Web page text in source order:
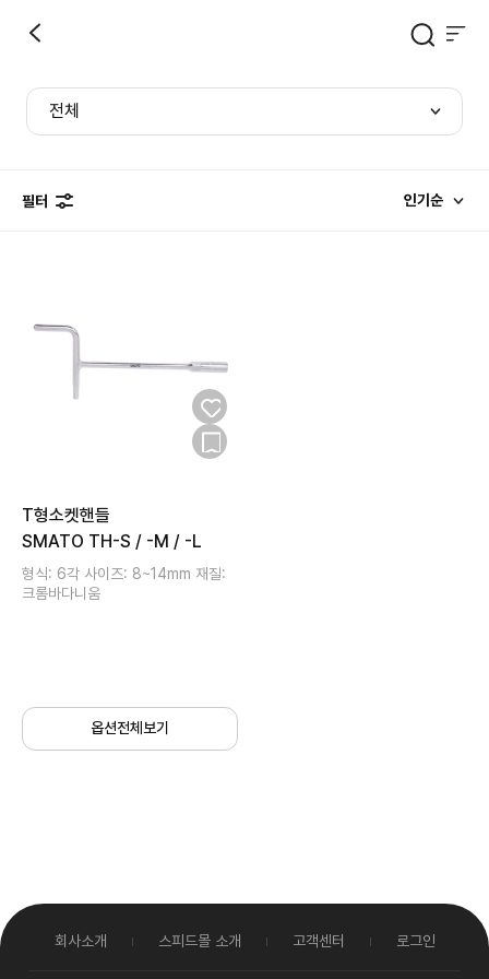
전체
필터 인기순
T형소켓핸들
SMATO TH-S / -M / -L
형식: 6각 사이즈: 8~14mm 재질:
크롬바다니움
옵션전체보기
회사소개 스피드몰 소개 고객센터 로그인